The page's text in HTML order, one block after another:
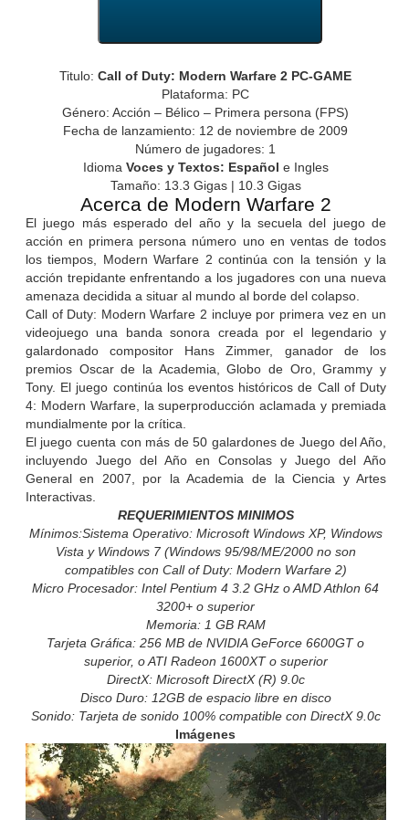
Titulo:Call of Duty: Modern Warfare 2 PC-GAME
Plataforma: PC
Género: Acción – Bélico – Primera persona (FPS)
Fecha de lanzamiento: 12 de noviembre de 2009
Número de jugadores: 1
Idioma Voces y Textos: Español e Ingles
Tamaño: 13.3 Gigas | 10.3 Gigas
Acerca de Modern Warfare 2
El juego más esperado del año y la secuela del juego de
acción en primera persona número uno en ventas de todos
los tiempos, Modern Warfare 2 continúa con la tensión y la
acción trepidante enfrentando a los jugadores con una nueva
amenaza decidida a situar al mundo al borde del colapso.
Call of Duty: Modern Warfare 2 incluye por primera vez en un
videojuego una banda sonora creada por el legendario y
galardonado compositor Hans Zimmer, ganador de los
premios Oscar de la Academia, Globo de Oro, Grammy y
Tony. El juego continúa los eventos históricos de Call of Duty
4: Modern Warfare, la superproducción aclamada y premiada
mundialmente por la crítica.
El juego cuenta con más de 50 galardones de Juego del Año,
incluyendo Juego del Año en Consolas y Juego del Año
General en 2007, por la Academia de la Ciencia y Artes
Interactivas.
REQUERIMIENTOS MINIMOS
Mínimos:Sistema Operativo: Microsoft Windows XP, Windows
Vista y Windows 7 (Windows 95/98/ME/2000 no son
compatibles con Call of Duty: Modern Warfare 2)
Micro Procesador: Intel Pentium 4 3.2 GHz o AMD Athlon 64
3200+ o superior
Memoria: 1 GB RAM
Tarjeta Gráfica: 256 MB de NVIDIA GeForce 6600GT o
superior, o ATI Radeon 1600XT o superior
DirectX: Microsoft DirectX (R) 9.0c
Disco Duro: 12GB de espacio libre en disco
Sonido: Tarjeta de sonido 100% compatible con DirectX 9.0c
Imágenes